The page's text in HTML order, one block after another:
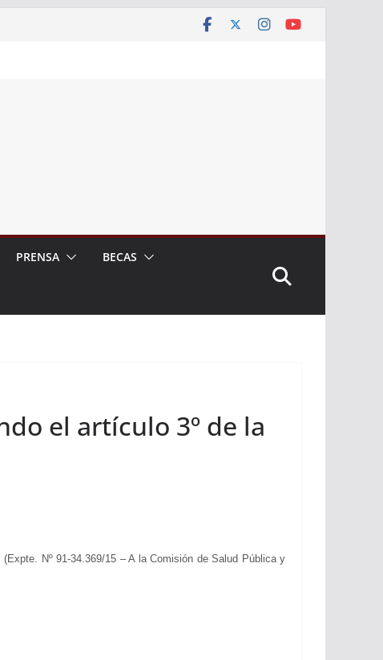
PRENSA BECAS
el artículo 3º de la
Nº 91-34.369/15 – A la Comisión de Salud Pública y